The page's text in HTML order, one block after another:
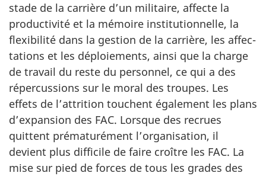
stade de la carrière d’un militaire, affecte la
productivité et la mémoire ins­titutionnelle, la
flexibilité dans la gestion de la carrière, les affec­
tations et les déploiements, ainsi que la charge
de travail du reste du personnel, ce qui a des
répercussions sur le moral des troupes. Les
effets de l’attrition touchent également les plans
d’expansion des FAC. Lorsque des recrues
quittent prématurément l’organi­sation, il
devient plus difficile de faire croître les FAC. La
mise sur pied de forces de tous les grades des